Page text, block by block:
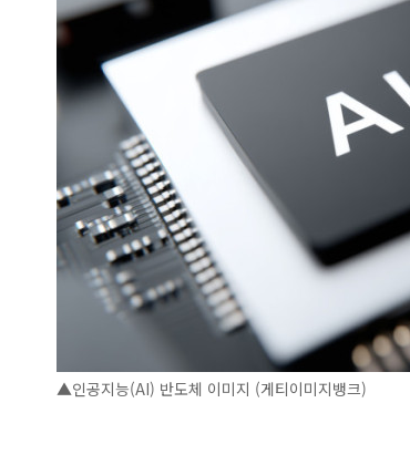
▲인공지능(AI) 반도체 이미지 (게티이미지뱅크)